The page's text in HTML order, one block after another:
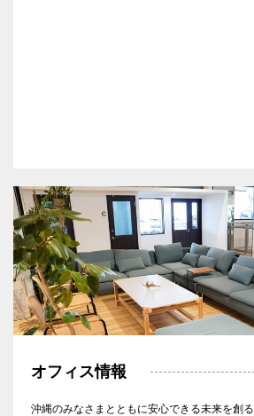
オフィス情報
沖縄のみなさまとともに安心できる未来を創る